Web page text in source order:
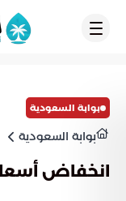
بوابة السعودية
بوابة السعودية